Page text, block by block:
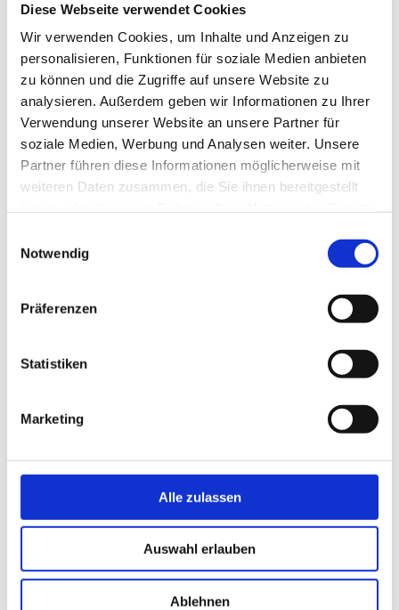
Diese Webseite verwendet Cookies
Wir verwenden Cookies, um Inhalte und Anzeigen zu
personalisieren, Funktionen für soziale Medien anbieten
zu können und die Zugriffe auf unsere Website zu
analysieren. Außerdem geben wir Informationen zu Ihrer
Verwendung unserer Website an unsere Partner für
soziale Medien, Werbung und Analysen weiter. Unsere
Partner führen diese Informationen möglicherweise mit
weiteren Daten zusammen, die Sie ihnen bereitgestellt
Notwendig
Präferenzen
Statistiken
Marketing
Alle zulassen
Auswahl erlauben
Ablehnen
Location: Zwickau
Company for engineering services mbH
Leipziger Street 176
08058 Zwickau
Company for engineering services mbH
Erna-Berger-Str. 17
Phone: +49 351 / 212 908-0